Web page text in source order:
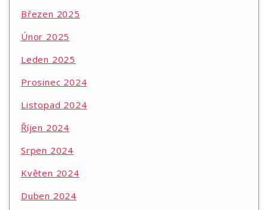
Březen 2025
Únor 2025
Leden 2025
Prosinec 2024
Listopad 2024
Říjen 2024
Srpen 2024
Květen 2024
Duben 2024